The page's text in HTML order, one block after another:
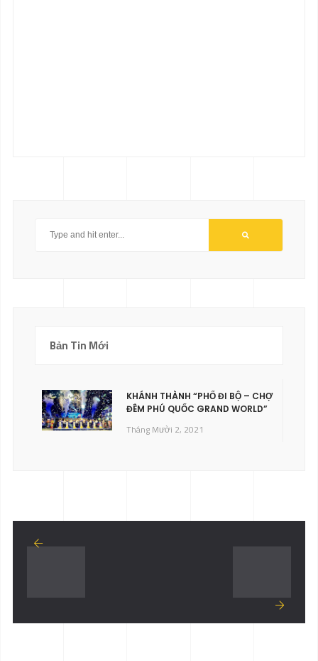
Bản Tin Mới
KHÁNH THÀNH “PHỐ ĐI BỘ – CHỢ
ĐÊM PHÚ QUỐC GRAND WORLD”
Tháng Mười 2, 2021